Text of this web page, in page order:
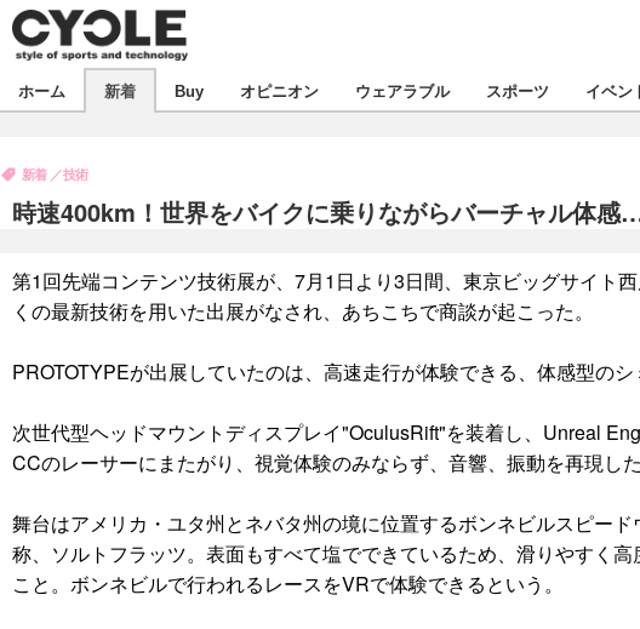
飲食
ボイス
デバイス
ビジネス
海外
スポーツ
短信
選手
動画
イベント
ツアー
芸能
話題
デザイン
動画
ライフ
社会
ハウツー
ホーム 新着 Buy オピニオン ウェアラブル スポーツ イベン
時速400km！世界をバイクに乗りながらバーチャル体
新着 技術
第1回先端コンテンツ技術展が、7月1日より3日間、東京ビッグサイト
くの最新技術を用いた出展がなされ、あちこちで商談が起こった。
PROTOTYPEが出展していたのは、高速走行が体験できる、体感型のシ
次世代型ヘッドマウントディスプレイ"OculusRift"を装着し、Unreal
CCのレーサーにまたがり、視覚体験のみならず、音響、振動を再現し
舞台はアメリカ・ユタ州とネバタ州の境に位置するボンネビルスピー
称、ソルトフラッツ。表面もすべて塩でできているため、滑りやすく
こと。ボンネビルで行われるレースをVRで体験できるという。